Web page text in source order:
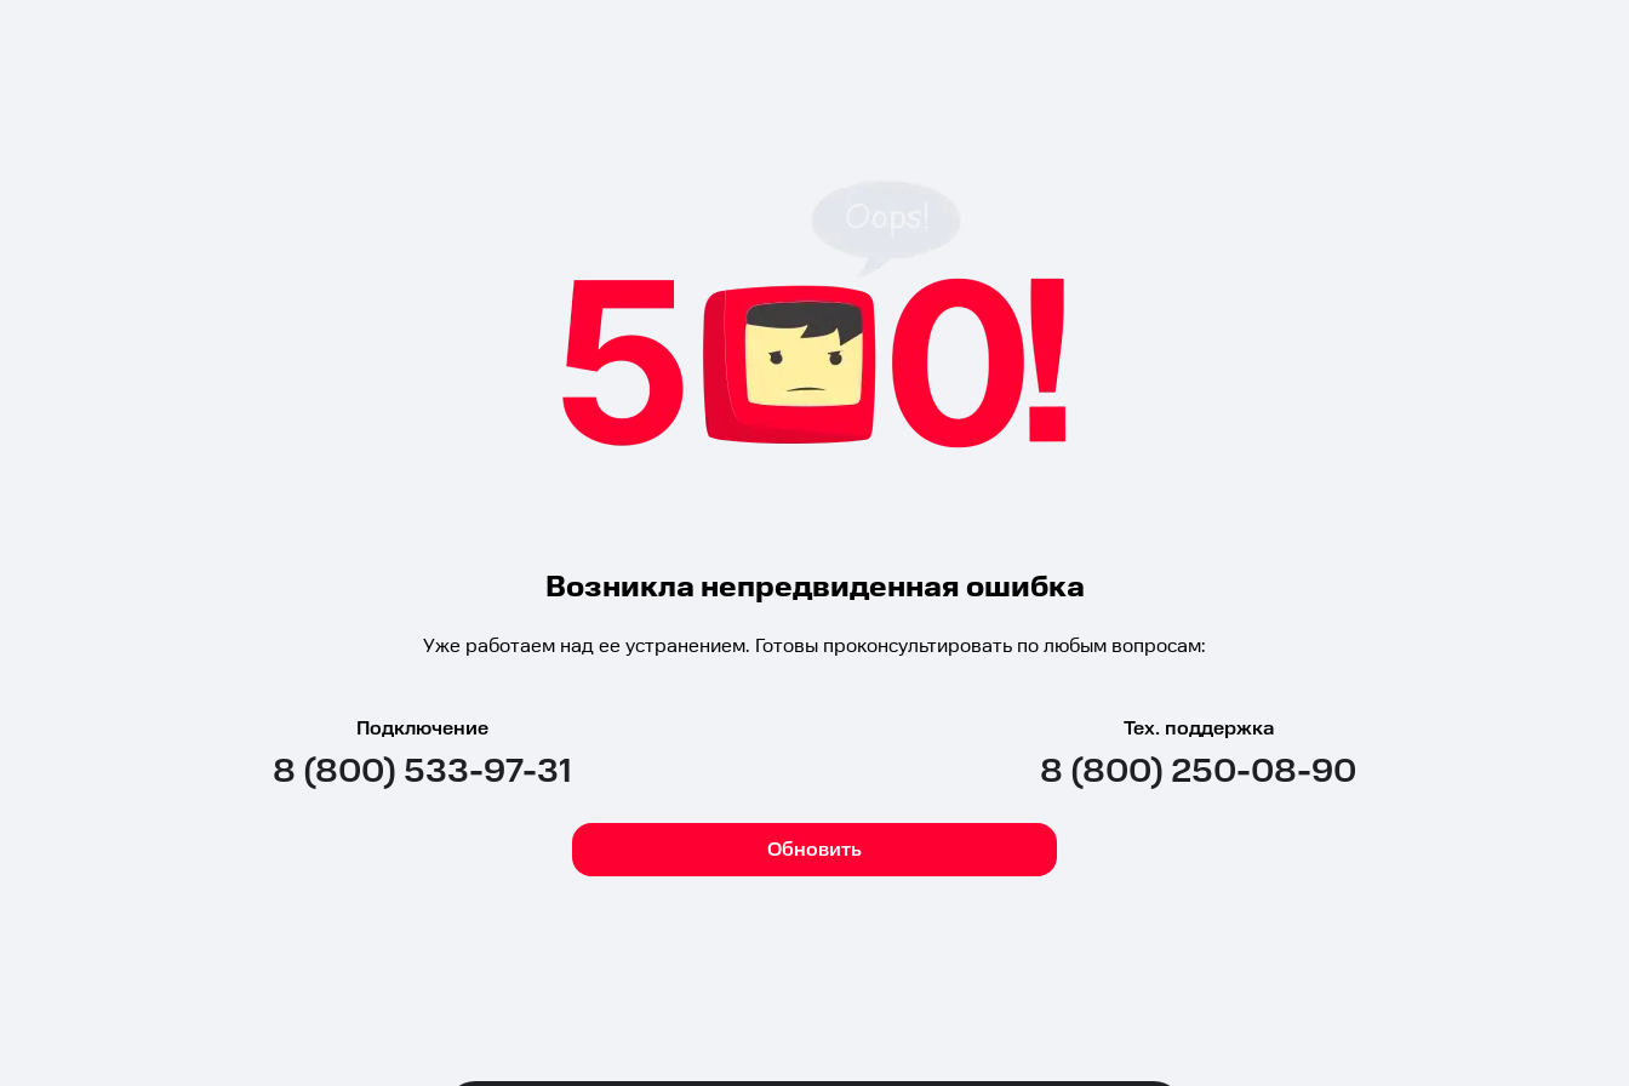
Возникла непредвиденная ошибка
Уже работаем над ее устранением. Готовы проконсультировать по любым вопросам:
Подключение
8 (800) 533-97-31
Тех. поддержка
8 (800) 250-08-90
Обновить